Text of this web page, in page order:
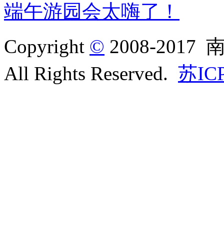
端午游园会太嗨了！
Copyright © 2008-2017
All Rights Reserved. 苏